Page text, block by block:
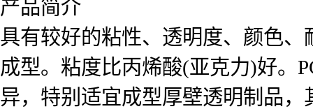
产品简介
具有较好的粘性、透明度、颜色
成型。粘度比丙烯酸(亚克力)好。
异，特别适宜成型厚壁透明制品